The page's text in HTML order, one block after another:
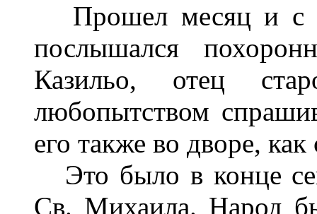
Прошел месяц и с
послышался
Казильо, отец
любопытством
его также во дворе,
Это было в конце
Св. Михаила. Народ